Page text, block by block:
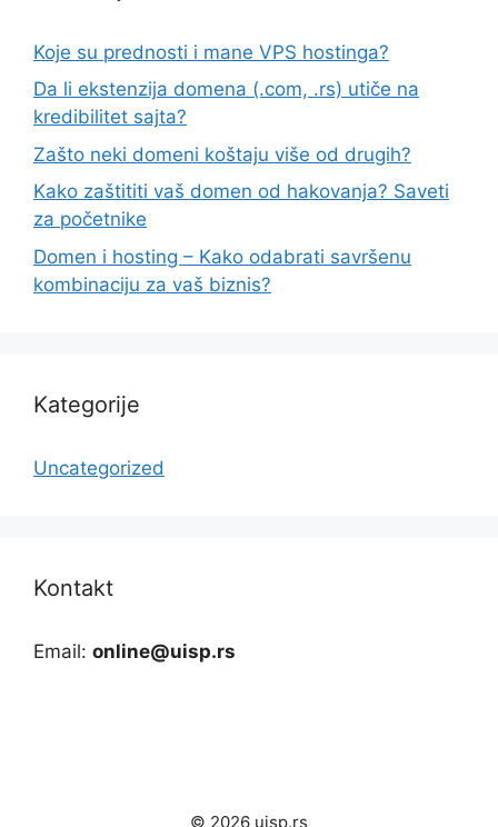
Koje su prednosti i mane VPS hostinga?
Da li ekstenzija domena (.com, .rs) utiče na
kredibilitet sajta?
Zašto neki domeni koštaju više od drugih?
Kako zaštititi vaš domen od hakovanja? Saveti
za početnike
Domen i hosting – Kako odabrati savršenu
kombinaciju za vaš biznis?
Kategorije
Uncategorized
Kontakt
Email: online@uisp.rs
© 2026 uisp.rs